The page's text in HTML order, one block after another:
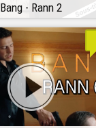
Bang - Rann 2